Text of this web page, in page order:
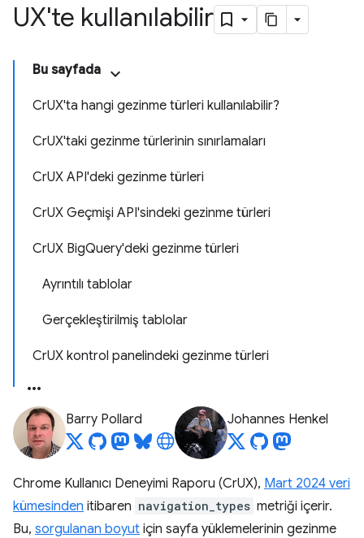
UX'te kullanılabilir
Bu sayfada
CrUX'ta hangi gezinme türleri kullanılabilir?
CrUX'taki gezinme türlerinin sınırlamaları
CrUX API'deki gezinme türleri
CrUX Geçmişi API'sindeki gezinme türleri
CrUX BigQuery'deki gezinme türleri
Ayrıntılı tablolar
Gerçekleştirilmiş tablolar
CrUX kontrol panelindeki gezinme türleri
Barry Pollard Johannes Henkel
Chrome Kullanıcı Deneyimi Raporu (CrUX), Mart 2024 veri
kümesinden itibaren navigation_types metriği içerir.
Bu, sorgulanan boyut için sayfa yüklemelerinin gezinme